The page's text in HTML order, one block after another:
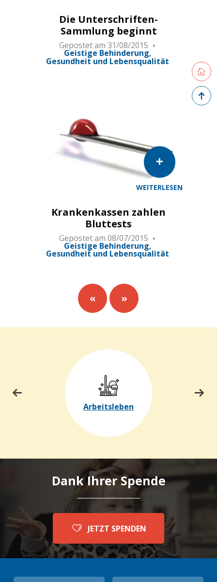
Die Unterschriften-
Sammlung beginnt
Gepostet am 31/08/2015
Geistige Behinderung
Gesundheit und Lebensqualität
WEITERLESEN
Krankenkassen zahlen
Bluttests
Gepostet am 08/07/2015
Geistige Behinderung
Gesundheit und Lebensqualität
« »
Arbeitsleben
Dank Ihrer Spende
JETZT SPENDEN
Zurück